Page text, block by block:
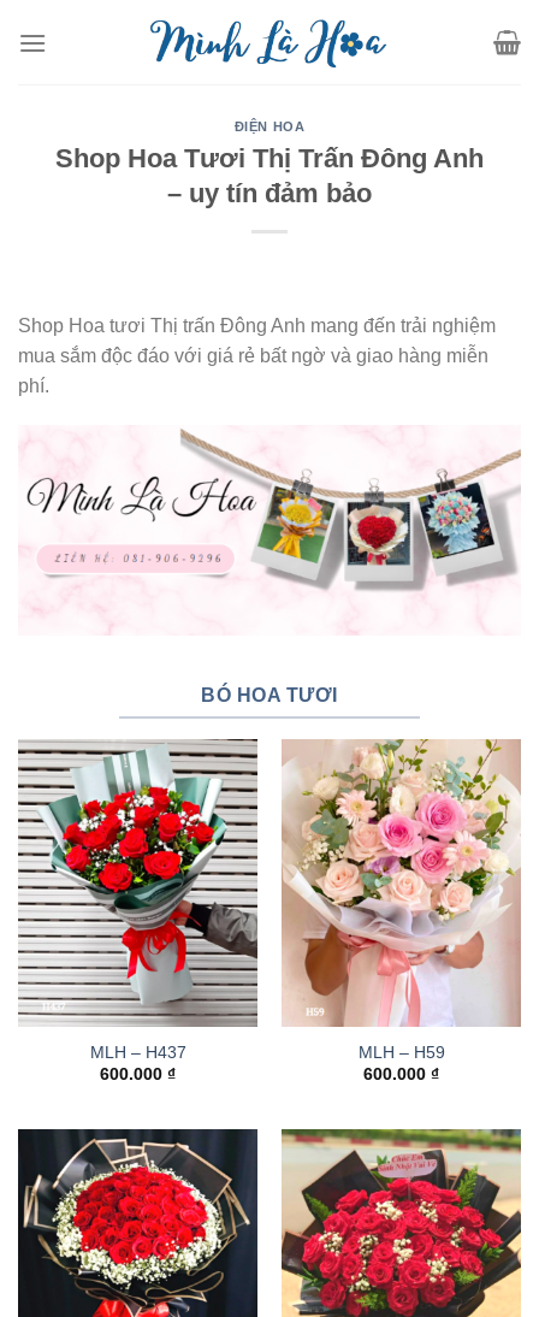
ĐIỆN HOA
Shop Hoa Tươi Thị Trấn Đông Anh
– uy tín đảm bảo
Shop Hoa tươi Thị trấn Đông Anh mang đến trải nghiệm
mua sắm độc đáo với giá rẻ bất ngờ và giao hàng miễn
phí.
BÓ HOA TƯƠI
MLH – H437
600.000 ₫
MLH – H59
600.000 ₫